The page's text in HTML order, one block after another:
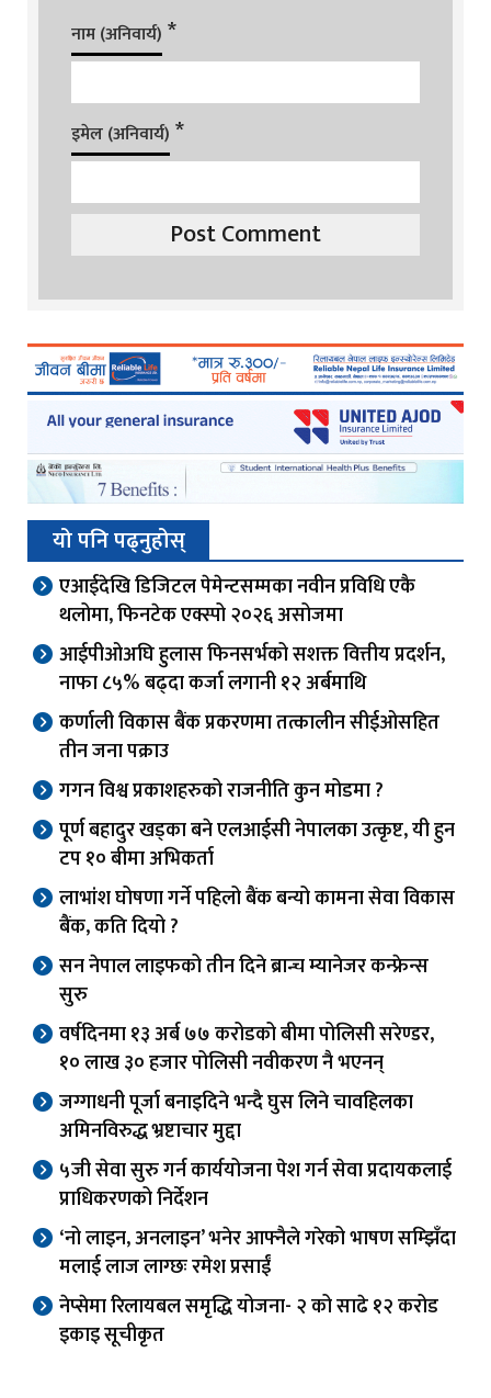
नाम (अनिवार्य) *
इमेल (अनिवार्य) *
यो पनि पढ्नुहोस्
एआईदेखि डिजिटल पेमेन्टसम्मका नवीन प्रविधि एकै
थलोमा, फिनटेक एक्स्पो २०२६ असोजमा
आईपीओअघि हुलास फिनसर्भको सशक्त वित्तीय प्रदर्शन,
नाफा ८५% बढ्दा कर्जा लगानी १२ अर्बमाथि
कर्णाली विकास बैंक प्रकरणमा तत्कालीन सीईओसहित
तीन जना पक्राउ
गगन विश्व प्रकाशहरुको राजनीति कुन मोडमा ?
पूर्ण बहादुर खड्का बने एलआईसी नेपालका उत्कृष्ट, यी हुन
टप १० बीमा अभिकर्ता
लाभांश घोषणा गर्ने पहिलो बैंक बन्यो कामना सेवा विकास
बैंक, कति दियो ?
सन नेपाल लाइफको तीन दिने ब्रान्च म्यानेजर कन्फ्रेन्स
सुरु
वर्षदिनमा १३ अर्ब ७७ करोडको बीमा पोलिसी सरेण्डर,
१० लाख ३० हजार पोलिसी नवीकरण नै भएनन्
जग्गाधनी पूर्जा बनाइदिने भन्दै घुस लिने चावहिलका
अमिनविरुद्ध भ्रष्टाचार मुद्दा
५जी सेवा सुरु गर्न कार्ययोजना पेश गर्न सेवा प्रदायकलाई
प्राधिकरणको निर्देशन
‘नो लाइन, अनलाइन’ भनेर आफ्नैले गरेको भाषण सम्झिँदा
मलाई लाज लाग्छः रमेश प्रसाईं
नेप्सेमा रिलायबल समृद्धि योजना- २ को साढे १२ करोड
इकाइ सूचीकृत